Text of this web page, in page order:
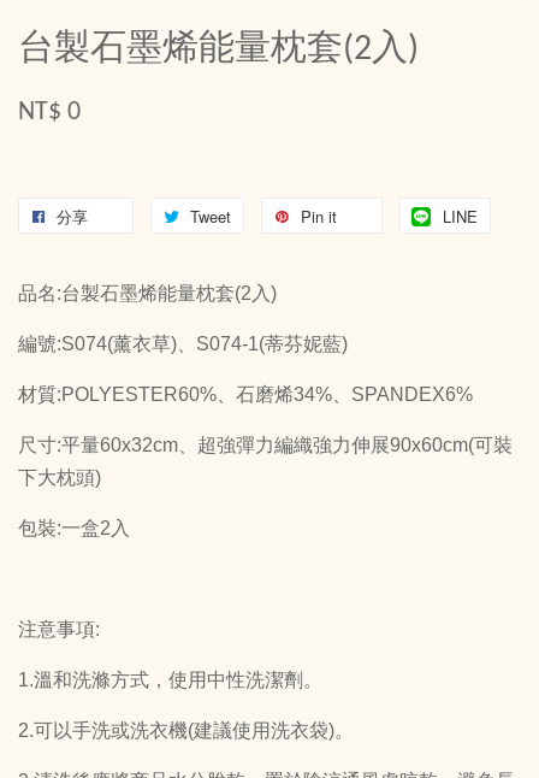
台製石墨烯能量枕套(2入)
NT$ 0
分享 Tweet Pin it LINE
品名:台製石墨烯能量枕套(2入)
編號:S074(薰衣草)、S074-1(蒂芬妮藍)
材質:POLYESTER60%、石磨烯34%、SPANDEX6%
尺寸:平量60x32cm、超強彈力編織強力伸展90x60cm(可裝
下大枕頭)
包裝:一盒2入
注意事項:
1.溫和洗滌方式，使用中性洗潔劑。
2.可以手洗或洗衣機(建議使用洗衣袋)。